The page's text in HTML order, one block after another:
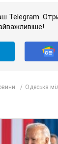
Telegram.
Одеська